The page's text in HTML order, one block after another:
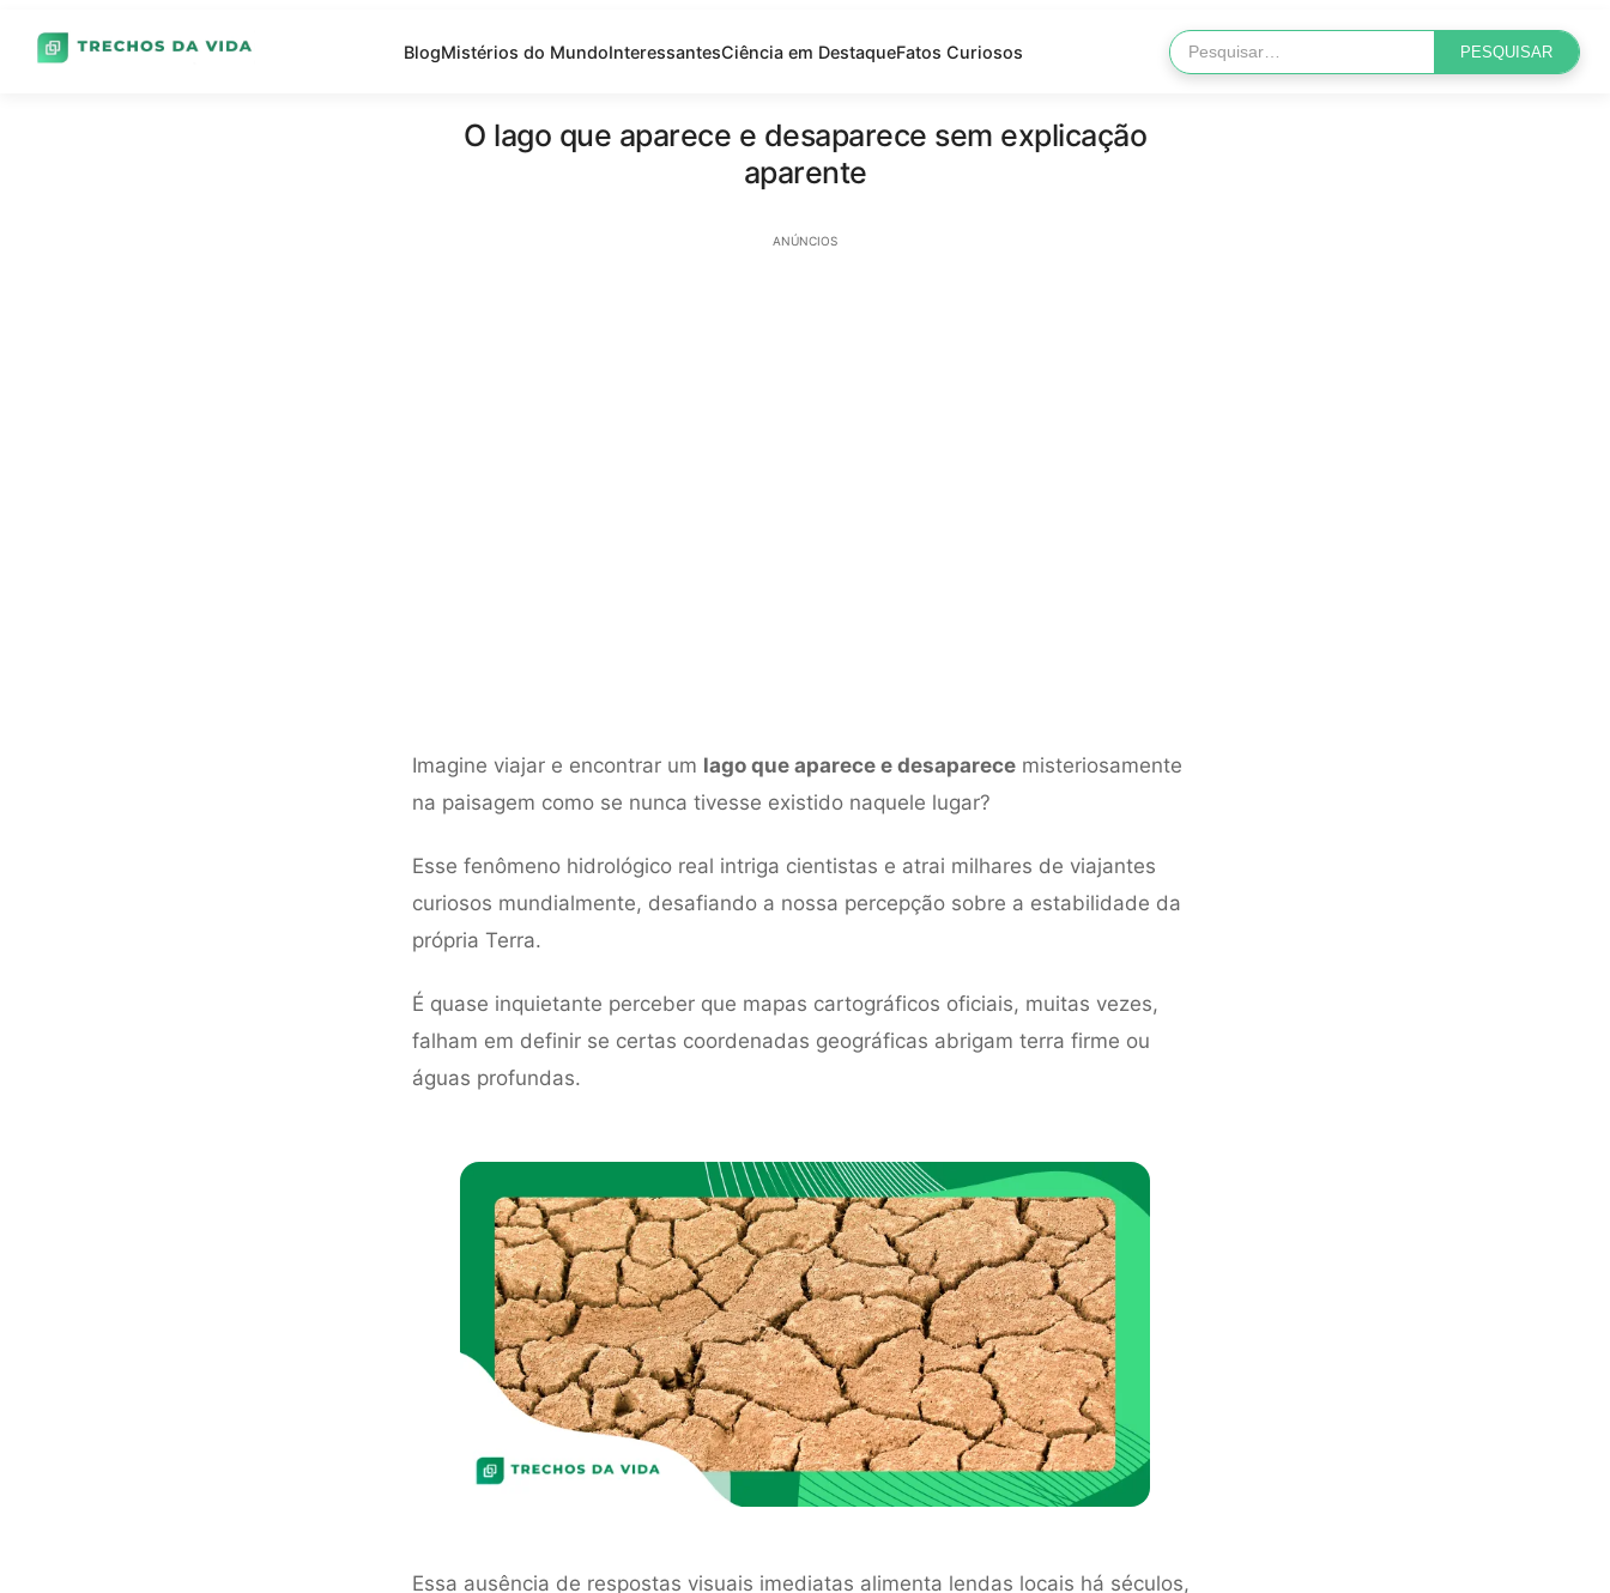
BlogMistérios do MundoInteressantesCiência em DestaqueFatos Curiosos
O lago que aparece e desaparece sem explicação
aparente
ANÚNCIOS
Imagine viajar e encontrar um lago que aparece e desaparece misteriosamente
na paisagem como se nunca tivesse existido naquele lugar?
Esse fenômeno hidrológico real intriga cientistas e atrai milhares de viajantes
curiosos mundialmente, desafiando a nossa percepção sobre a estabilidade da
própria Terra.
É quase inquietante perceber que mapas cartográficos oficiais, muitas vezes,
falham em definir se certas coordenadas geográficas abrigam terra firme ou
águas profundas.
Essa ausência de respostas visuais imediatas alimenta lendas locais há séculos,